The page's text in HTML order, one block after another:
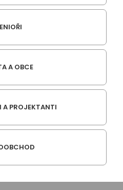
A OBCE
A PROJEKTANTI